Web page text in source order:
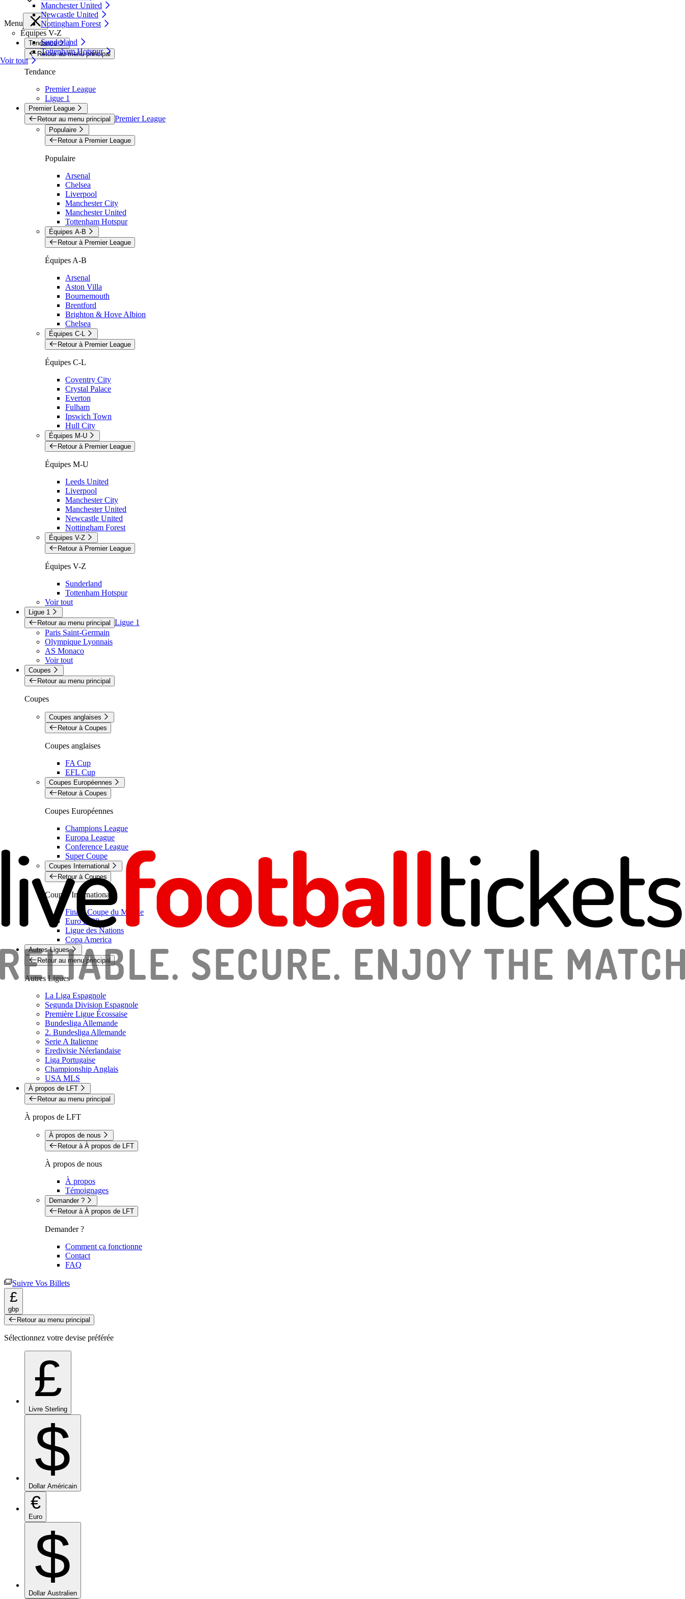
Manchester United
Newcastle United
Nottingham Forest
Équipes V-Z
Sunderland
Tottenham Hotspur
Voir tout
Menu
Tendance
Retour au menu principal
Tendance
Premier League
Ligue 1
Premier League
Retour au menu principal Premier League
Populaire
Retour à Premier League
Populaire
Arsenal
Chelsea
Liverpool
Manchester City
Manchester United
Tottenham Hotspur
Équipes A-B
Retour à Premier League
Équipes A-B
Arsenal
Aston Villa
Bournemouth
Brentford
Brighton & Hove Albion
Chelsea
Équipes C-L
Retour à Premier League
Équipes C-L
Coventry City
Crystal Palace
Everton
Fulham
Ipswich Town
Hull City
Équipes M-U
Retour à Premier League
Équipes M-U
Leeds United
Liverpool
Manchester City
Manchester United
Newcastle United
Nottingham Forest
Équipes V-Z
Retour à Premier League
Équipes V-Z
Sunderland
Tottenham Hotspur
Voir tout
Ligue 1
Retour au menu principal Ligue 1
Paris Saint-Germain
Olympique Lyonnais
AS Monaco
Voir tout
Coupes
Retour au menu principal
Coupes
Coupes anglaises
Retour à Coupes
Coupes anglaises
FA Cup
EFL Cup
Coupes Européennes
Retour à Coupes
Coupes Européennes
Champions League
Europa League
Conference League
Super Coupe
Coupes International
Retour à Coupes
Coupes International
Finale Coupe du Monde
Euro 2028
Ligue des Nations
Copa America
Autres Ligues
Retour au menu principal
Autres Ligues
La Liga Espagnole
Segunda Division Espagnole
Première Ligue Écossaise
Bundesliga Allemande
2. Bundesliga Allemande
Serie A Italienne
Eredivisie Néerlandaise
Liga Portugaise
Championship Anglais
USA MLS
À propos de LFT
Retour au menu principal
À propos de LFT
À propos de nous
Retour à À propos de LFT
À propos de nous
À propos
Témoignages
Demander ?
Retour à À propos de LFT
Demander ?
Comment ça fonctionne
Contact
FAQ
Suivre Vos Billets
£
gbp
Retour au menu principal
Sélectionnez votre devise préférée
£
Livre Sterling
$
Dollar Américain
€
Euro
$
Dollar Australien